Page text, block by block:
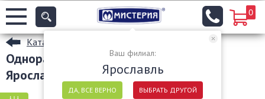
Ваш филиал:
Ярославль
ДА, ВСЕ ВЕРНО ВЫБРАТЬ ДРУГОЙ
0
Каталог
Одноразовые столовые приборы в
Ярославле